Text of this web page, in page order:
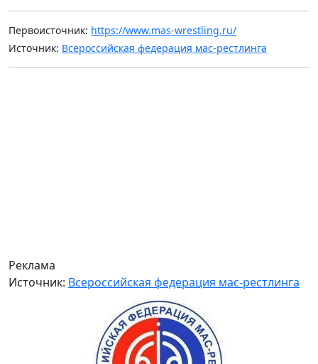
Первоисточник: https://www.mas-wrestling.ru/
Источник: Всероссийская федерация мас-рестлинга
Реклама
Источник: Всероссийская федерация мас-рестлинга